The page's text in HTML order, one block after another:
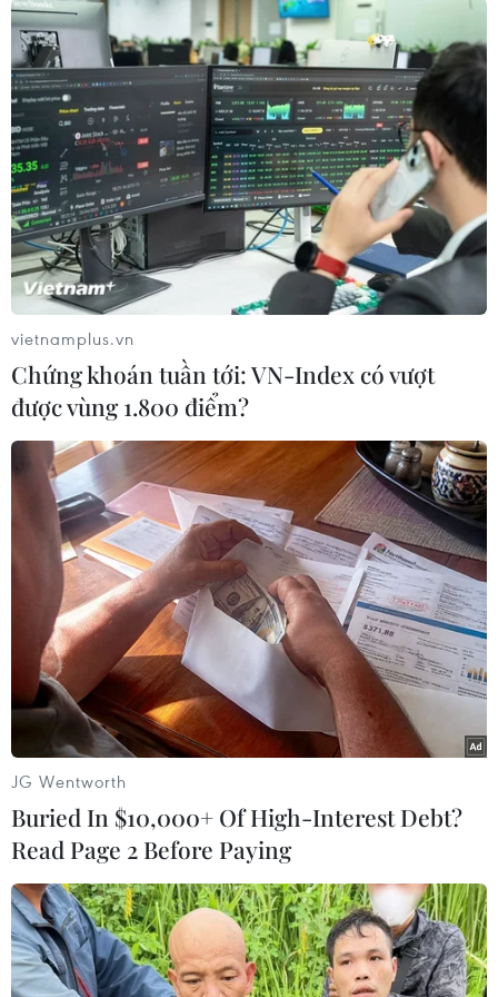
Đoạn sạt lở tạo thành một lòng chảo, chôn vùi rất nhiều đồ đạc.
(Ảnh: Ngọc Dũng/TTXVN)
Cơ quan chức năng thành phố Đà Lạt đã đến phong tỏa hiện
trường, di dời 7 hộ dân dọc mặt đường đèo Mimosa đến nơi an
toàn. Ảnh: Ngọc Dũng/TTXVN)
(TTXVN/Vietnam+)
vietnamplus.vn
Chứng khoán tuần tới: VN-Index có vượt
được vùng 1.800 điểm?
JG Wentworth
Buried In $10,000+ Of High-Interest Debt?
Read Page 2 Before Paying